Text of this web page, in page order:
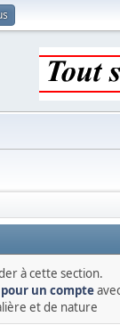
à cette section.
un compte
et de nature